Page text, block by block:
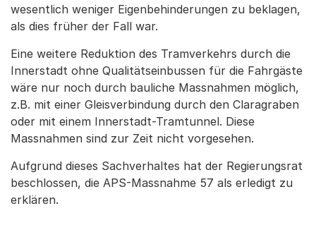
wesentlich weniger Eigenbehinderungen zu beklagen,
als dies früher der Fall war.
Eine weitere Reduktion des Tramverkehrs durch die
Innerstadt ohne Qualitätseinbussen für die Fahrgäste
wäre nur noch durch bauliche Massnahmen möglich,
z.B. mit einer Gleisverbindung durch den Claragraben
oder mit einem Innerstadt-Tramtunnel. Diese
Massnahmen sind zur Zeit nicht vorgesehen.
Aufgrund dieses Sachverhaltes hat der Regierungsrat
beschlossen, die APS-Massnahme 57 als erledigt zu
erklären.